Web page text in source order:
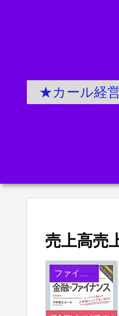
★カール経
売上高売